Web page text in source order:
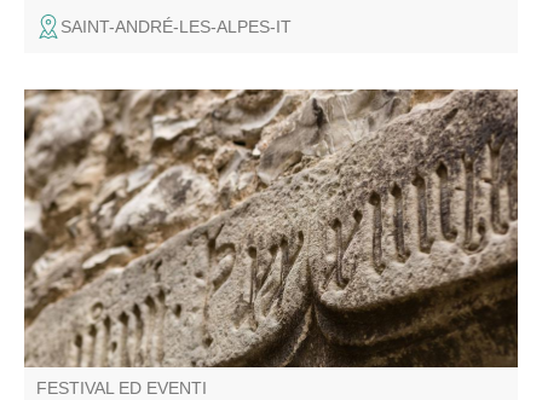
SAINT-ANDRÉ-LES-ALPES-IT
Esploriamo il labirinto di stradine che compongono questa
piccola città fortificata e i suoi misteri, attraverso i segni
lasciati dal tempo.
FESTIVAL ED EVENTI